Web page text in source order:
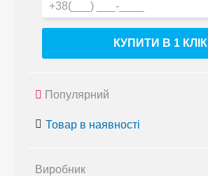
КУПИТИ В 1 КЛIК
Популярний
Товар в наявності
Виробник